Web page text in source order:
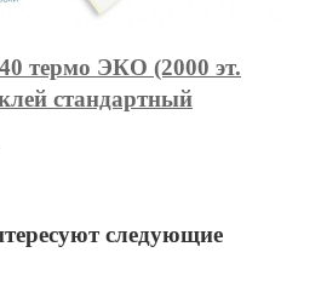
термо ЭКО (2000 эт.
стандартный
следующие